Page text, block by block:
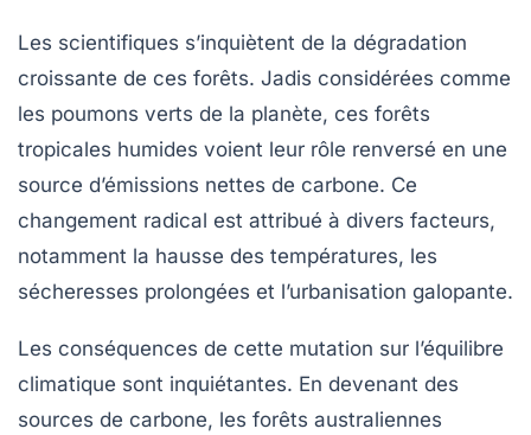
Les scientifiques s’inquiètent de la dégradation
croissante de ces forêts. Jadis considérées comme
les poumons verts de la planète, ces forêts
tropicales humides voient leur rôle renversé en une
source d’émissions nettes de carbone. Ce
changement radical est attribué à divers facteurs,
notamment la hausse des températures, les
sécheresses prolongées et l’urbanisation galopante.
Les conséquences de cette mutation sur l’équilibre
climatique sont inquiétantes. En devenant des
sources de carbone, les forêts australiennes